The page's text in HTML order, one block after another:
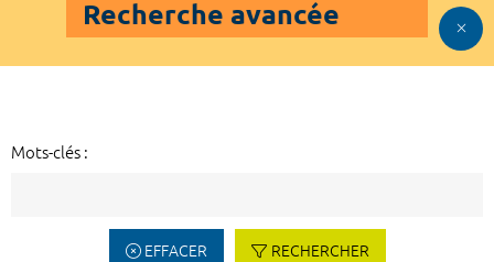
Recherche avancée
Mots-clés :
EFFACER RECHERCHER